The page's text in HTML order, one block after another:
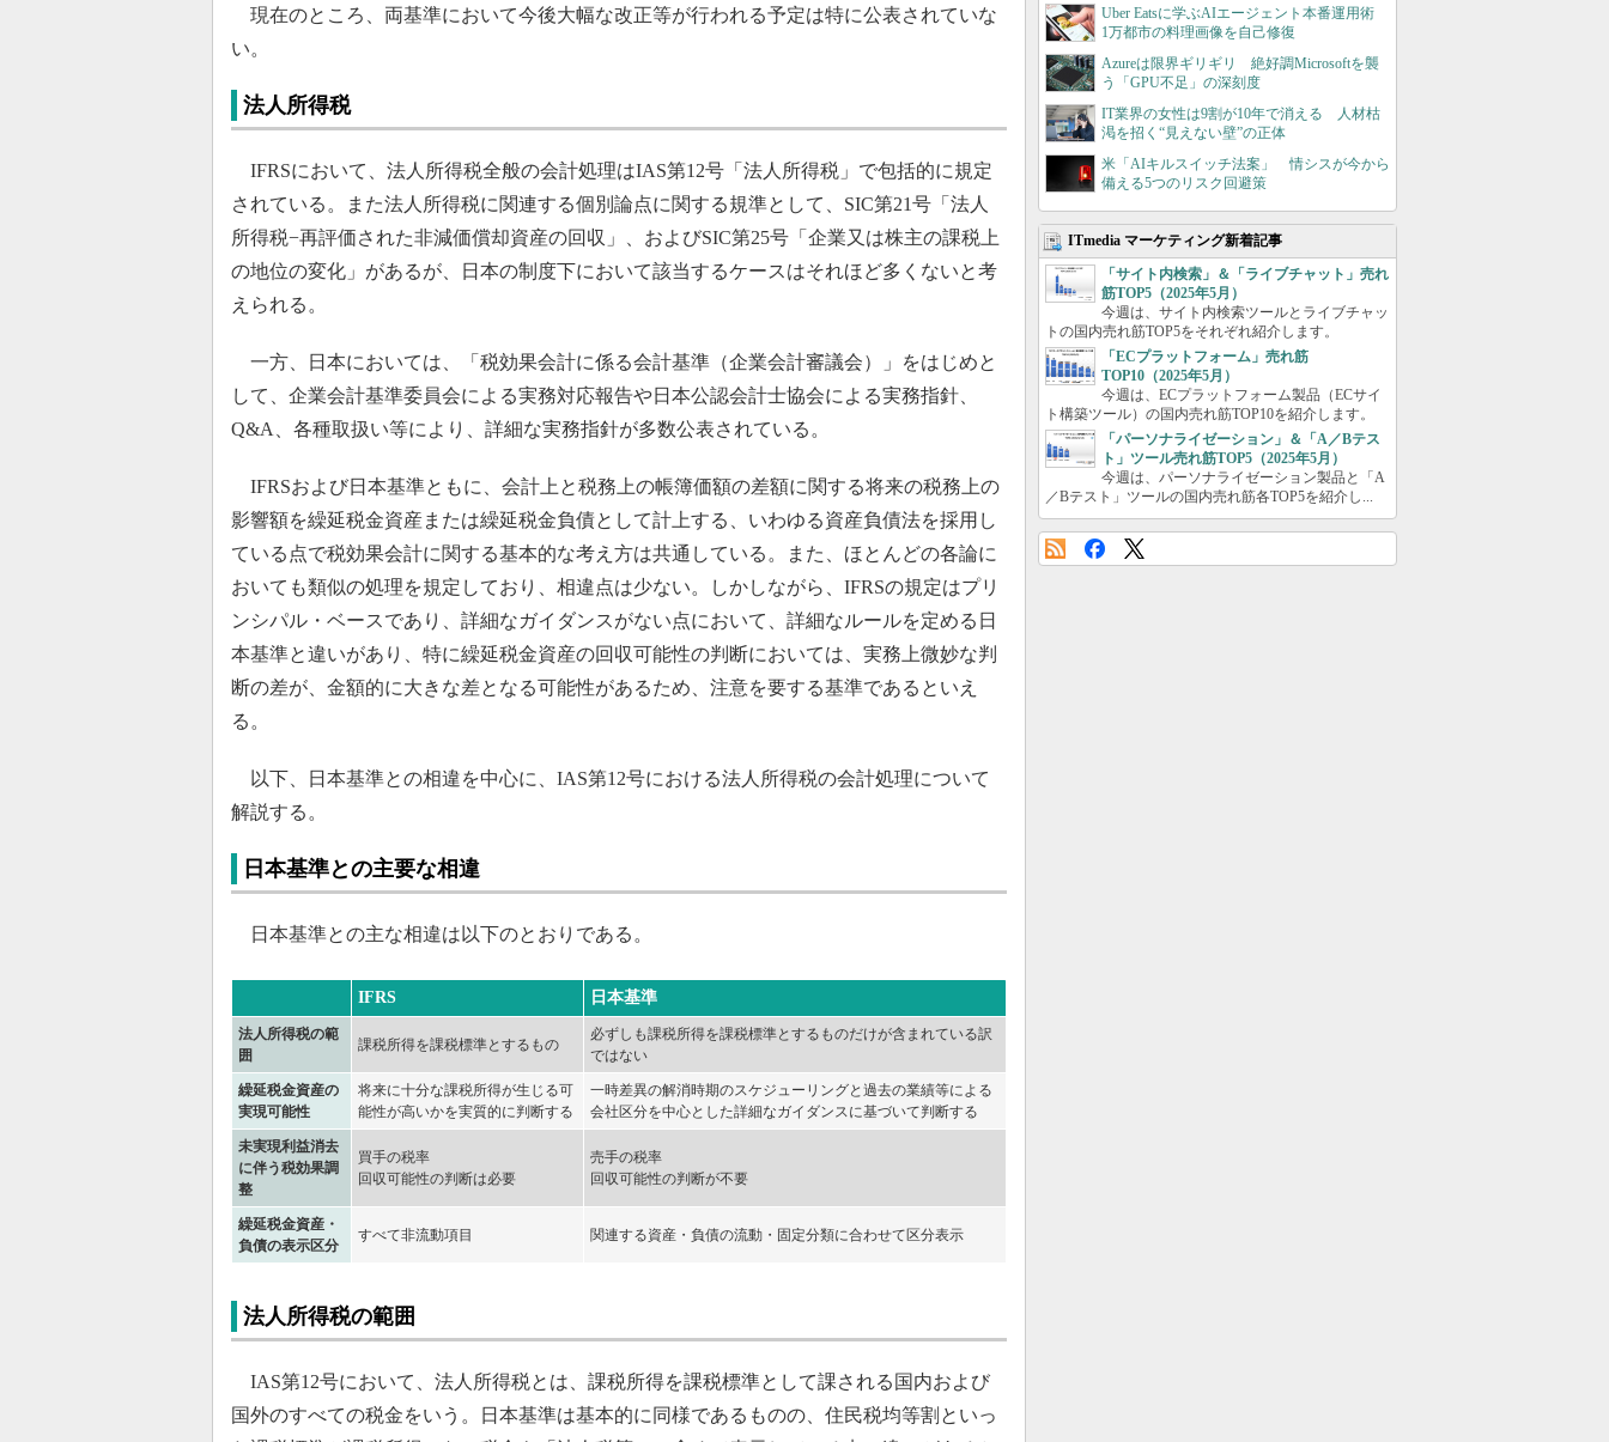
現在のところ、両基準において今後大幅な改正等が行われる予定は特に公表されていな
い。
法人所得税
IFRSにおいて、法人所得税全般の会計処理はIAS第12号「法人所得税」で包括的に規定
されている。また法人所得税に関連する個別論点に関する規準として、SIC第21号「法人
所得税−再評価された非減価償却資産の回収」、およびSIC第25号「企業又は株主の課税上
の地位の変化」があるが、日本の制度下において該当するケースはそれほど多くないと考
えられる。
一方、日本においては、「税効果会計に係る会計基準（企業会計審議会）」をはじめと
して、企業会計基準委員会による実務対応報告や日本公認会計士協会による実務指針、
Q&A、各種取扱い等により、詳細な実務指針が多数公表されている。
IFRSおよび日本基準ともに、会計上と税務上の帳簿価額の差額に関する将来の税務上の
影響額を繰延税金資産または繰延税金負債として計上する、いわゆる資産負債法を採用し
ている点で税効果会計に関する基本的な考え方は共通している。また、ほとんどの各論に
おいても類似の処理を規定しており、相違点は少ない。しかしながら、IFRSの規定はプリ
ンシパル・ベースであり、詳細なガイダンスがない点において、詳細なルールを定める日
本基準と違いがあり、特に繰延税金資産の回収可能性の判断においては、実務上微妙な判
断の差が、金額的に大きな差となる可能性があるため、注意を要する基準であるといえ
る。
以下、日本基準との相違を中心に、IAS第12号における法人所得税の会計処理について
解説する。
日本基準との主要な相違
日本基準との主な相違は以下のとおりである。
IFRS 日本基準
法人所得税の範
囲
課税所得を課税標準とするもの
必ずしも課税所得を課税標準とするものだけが含まれている訳
ではない
繰延税金資産の
実現可能性
将来に十分な課税所得が生じる可
能性が高いかを実質的に判断する
一時差異の解消時期のスケジューリングと過去の業績等による
会社区分を中心とした詳細なガイダンスに基づいて判断する
未実現利益消去
に伴う税効果調
整
買手の税率
回収可能性の判断は必要
売手の税率
回収可能性の判断が不要
繰延税金資産・
負債の表示区分
すべて非流動項目 関連する資産・負債の流動・固定分類に合わせて区分表示
法人所得税の範囲
IAS第12号において、法人所得税とは、課税所得を課税標準として課される国内および
国外のすべての税金をいう。日本基準は基本的に同様であるものの、住民税均等割といっ
Uber Eatsに学ぶAIエージェント本番運用術
1万都市の料理画像を自己修復
Azureは限界ギリギリ 絶好調Microsoftを襲
う「GPU不足」の深刻度
IT業界の女性は9割が10年で消える 人材枯
渇を招く“見えない壁”の正体
米「AIキルスイッチ法案」 情シスが今から
備える5つのリスク回避策
ITmedia マーケティング新着記事
「サイト内検索」＆「ライブチャット」売れ
筋TOP5（2025年5月）
今週は、サイト内検索ツールとライブチャッ
トの国内売れ筋TOP5をそれぞれ紹介します。
「ECプラットフォーム」売れ筋
TOP10（2025年5月）
今週は、ECプラットフォーム製品（ECサイ
ト構築ツール）の国内売れ筋TOP10を紹介します。
「パーソナライゼーション」＆「A／Bテス
ト」ツール売れ筋TOP5（2025年5月）
今週は、パーソナライゼーション製品と「A
／Bテスト」ツールの国内売れ筋各TOP5を紹介し...